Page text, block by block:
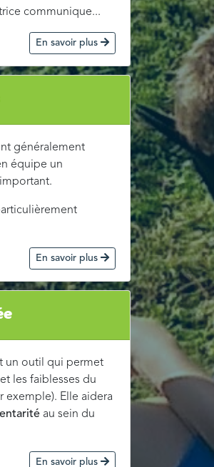
communique...
En savoir plus
généralement
équipe un
En savoir plus
un outil qui permet
les faiblesses du
exemple). Elle aidera
au sein du
En savoir plus